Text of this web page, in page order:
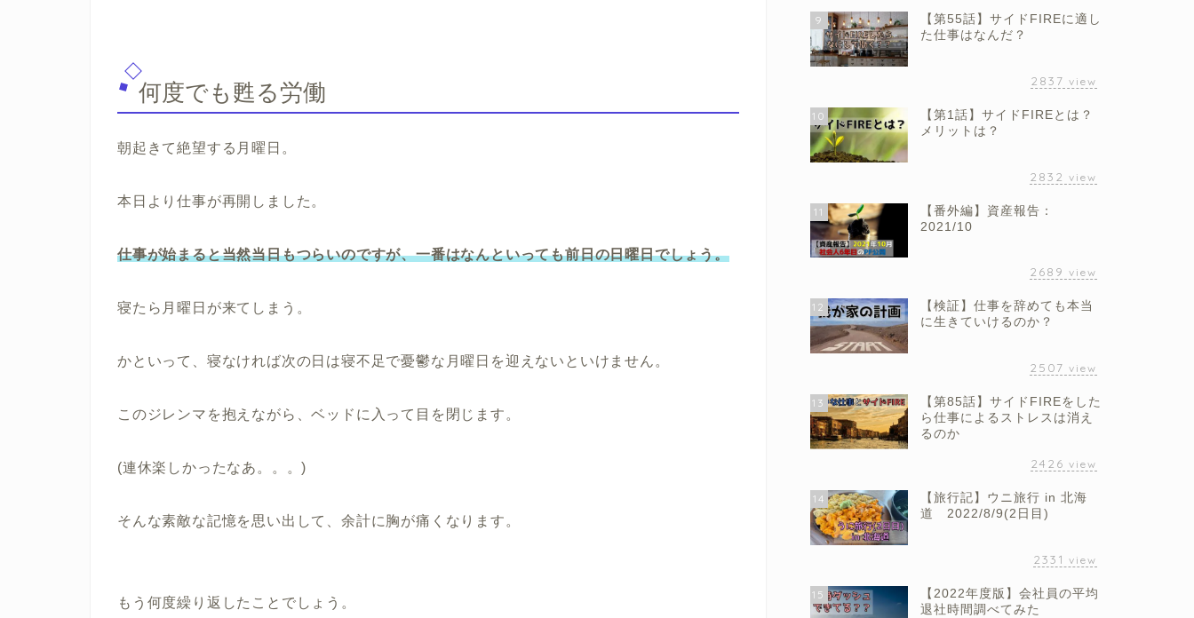
何度でも甦る労働
朝起きて絶望する月曜日。
本日より仕事が再開しました。
仕事が始まると当然当日もつらいのですが、一番はなんといっても前日の日曜日でしょう。
寝たら月曜日が来てしまう。
かといって、寝なければ次の日は寝不足で憂鬱な月曜日を迎えないといけません。
このジレンマを抱えながら、ベッドに入って目を閉じます。
(連休楽しかったなあ。。。)
そんな素敵な記憶を思い出して、余計に胸が痛くなります。
もう何度繰り返したことでしょう。
9
【第55話】サイドFIREに適し
た仕事はなんだ？
2837 view
10
【第1話】サイドFIREとは？
メリットは？
2832 view
11
【番外編】資産報告：
2021/10
2689 view
12
【検証】仕事を辞めても本当
に生きていけるのか？
2507 view
13
【第85話】サイドFIREをした
ら仕事によるストレスは消え
るのか
2426 view
14
【旅行記】ウニ旅行 in 北海
道 2022/8/9(2日目)
2331 view
15
【2022年度版】会社員の平均
退社時間調べてみた